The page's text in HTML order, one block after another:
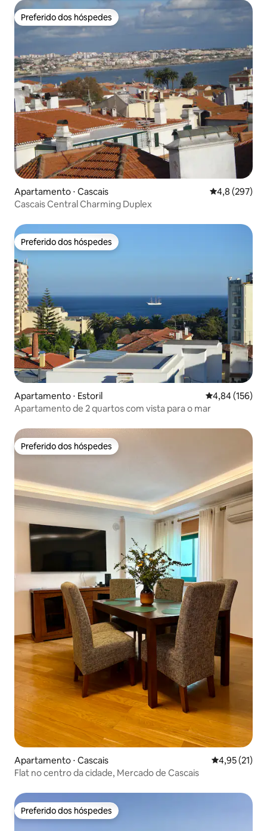
Preferido dos hóspedes
Preferido dos hóspedes
Apartamento ⋅ Cascais 4,8 de uma
4,8 (297)
Cascais Central Charming Duplex
Preferido dos hóspedes
Preferido dos hóspedes
Apartamento ⋅ Estoril 4,84 de uma
4,84 (156)
Apartamento de 2 quartos com vista para o mar
Preferido dos hóspedes
Preferido dos hóspedes
Apartamento ⋅ Cascais 4,95 de uma
4,95 (21)
Flat no centro da cidade, Mercado de Cascais
Preferido dos hóspedes
Preferido dos hóspedes